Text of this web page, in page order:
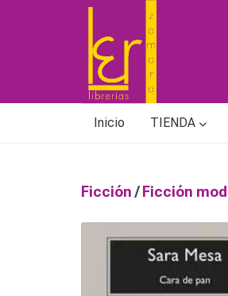
Inicio TIENDA
Ficción / Ficción